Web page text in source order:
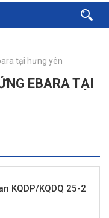
tại hưng yên
EBARA TẠI
KQDP/KQDQ 25-2